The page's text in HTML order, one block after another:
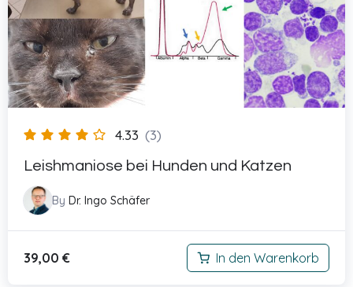
4.33 (3)
Leishmaniose bei Hunden und Katzen
By Dr. Ingo Schäfer
39,00 € In den Warenkorb